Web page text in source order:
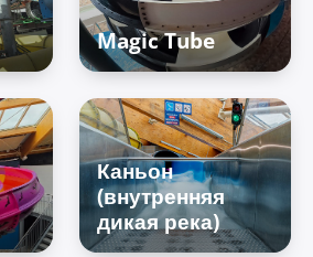
Magic Tube
Каньон
(внутренняя
дикая река)